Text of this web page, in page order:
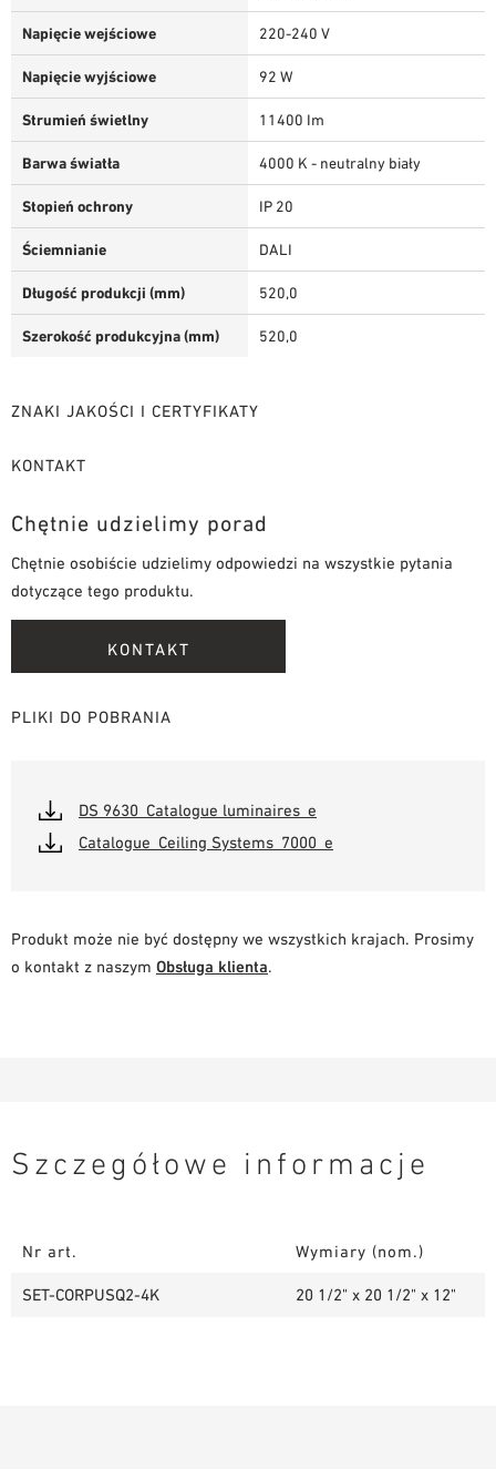
Napięcie wejściowe 220-240 V
Napięcie wyjściowe 92 W
Strumień świetlny 11400 Im
Barwa światła 4000 K - neutralny biały
Stopień ochrony IP 20
Ściemnianie DALI
Długość produkcji (mm) 520,0
Szerokość produkcyjna (mm) 520,0
ZNAKI JAKOŚCI I CERTYFIKATY
KONTAKT
Chętnie udzielimy porad
Chętnie osobiście udzielimy odpowiedzi na wszystkie pytania
dotyczące tego produktu.
KONTAKT
PLIKI DO POBRANIA
DS 9630_Catalogue luminaires_e
Catalogue_Ceiling Systems_7000_e
Produkt może nie być dostępny we wszystkich krajach. Prosimy
o kontakt z naszym Obsługa klienta.
Szczegółowe informacje
Nr art. Wymiary (nom.)
SET-CORPUSQ2-4K 20 1/2" x 20 1/2" x 12"